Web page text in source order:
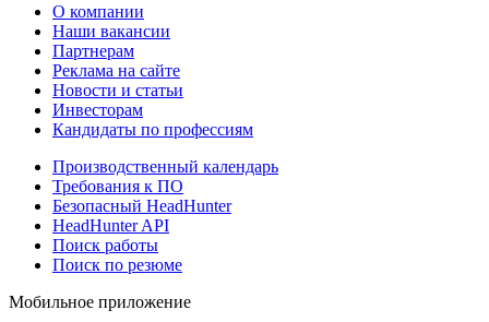
О компании
Наши вакансии
Партнерам
Реклама на сайте
Новости и статьи
Инвесторам
Кандидаты по профессиям
Производственный календарь
Требования к ПО
Безопасный HeadHunter
HeadHunter API
Поиск работы
Поиск по резюме
Мобильное приложение